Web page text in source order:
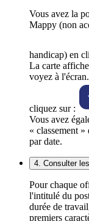
Vous avez la
Mappy (non
handicap) en
La carte
voyez à
cliquez sur :
Vous avez
« classement
par date.
4. Consulter
Pour chaque
l'intitulé du
durée de
premiers